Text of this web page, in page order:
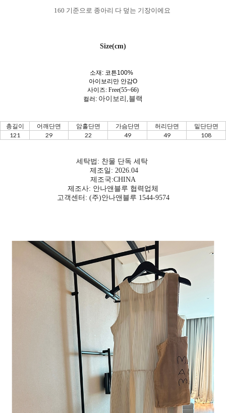
160 기준으로 종아리 다 덮는 기장이에요
Size(cm)
소재: 코튼100%
아이보리만 안감O
사이즈: Free(55~66)
컬러: 아이보리,블랙
총길이 어깨단면 암홀단면 가슴단면 허리단면
밑단단면
121
29 22 49 49 108
세탁법: 찬물 단독 세탁
제조일: 2026.04
제조국:CHINA
제조사: 안나앤블루 협력업체
고객센터: (주)안나앤블루 1544-9574